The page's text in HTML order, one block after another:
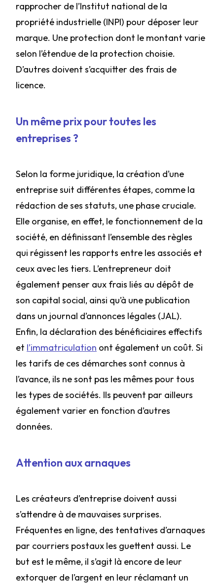
rapprocher de l’Institut national de la
propriété industrielle (INPI) pour déposer leur
marque. Une protection dont le montant varie
selon l’étendue de la protection choisie.
D’autres doivent s’acquitter des frais de
licence.
Un même prix pour toutes les
entreprises ?
Selon la forme juridique, la création d’une
entreprise suit différentes étapes, comme la
rédaction de ses statuts, une phase cruciale.
Elle organise, en effet, le fonctionnement de la
société, en définissant l’ensemble des règles
qui régissent les rapports entre les associés et
ceux avec les tiers. L’entrepreneur doit
également penser aux frais liés au dépôt de
son capital social, ainsi qu’à une publication
dans un journal d’annonces légales (JAL).
Enfin, la déclaration des bénéficiaires effectifs
et l’immatriculation ont également un coût. Si
les tarifs de ces démarches sont connus à
l’avance, ils ne sont pas les mêmes pour tous
les types de sociétés. Ils peuvent par ailleurs
également varier en fonction d’autres
données.
Attention aux arnaques
Les créateurs d’entreprise doivent aussi
s’attendre à de mauvaises surprises.
Fréquentes en ligne, des tentatives d’arnaques
par courriers postaux les guettent aussi. Le
but est le même, il s’agit là encore de leur
extorquer de l’argent en leur réclamant un